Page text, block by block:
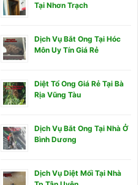
Tại Nhơn Trạch
Dịch Vụ Bắt Ong Tại Hóc
Môn Uy Tín Giá Rẻ
Diệt Tổ Ong Giá Rẻ Tại Bà
Rịa Vũng Tàu
Dịch Vụ Bắt Ong Tại Nhà Ở
Bình Dương
Dịch Vụ Diệt Mối Tại Nhà